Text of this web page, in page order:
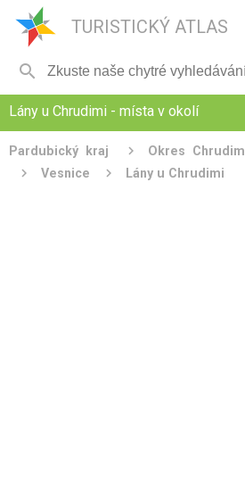
TURISTICKÝ ATLAS

Lány u Chrudimi - místa v okolí
Pardubický kraj Okres Chrudim
Vesnice
Lány u Chrudimi